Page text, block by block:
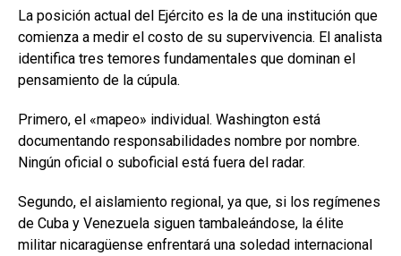
La posición actual del Ejército es la de una institución que
comienza a medir el costo de su supervivencia. El analista
identifica tres temores fundamentales que dominan el
pensamiento de la cúpula.
Primero, el «mapeo» individual. Washington está
documentando responsabilidades nombre por nombre.
Ningún oficial o suboficial está fuera del radar.
Segundo, el aislamiento regional, ya que, si los regímenes
de Cuba y Venezuela siguen tambaleándose, la élite
militar nicaragüense enfrentará una soledad internacional